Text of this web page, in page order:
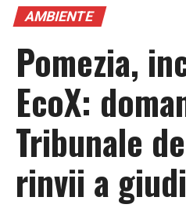
AMBIENTE
Pomezia,
EcoX:
Tribunale
rinvii a